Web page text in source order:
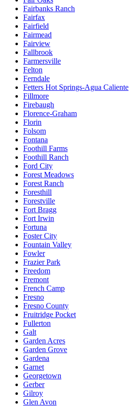
Fairbanks Ranch
Fairfax
Fairfield
Fairmead
Fairview
Fallbrook
Farmersville
Felton
Ferndale
Fetters Hot Springs-Agua Caliente
Fillmore
Firebaugh
Florence-Graham
Florin
Folsom
Fontana
Foothill Farms
Foothill Ranch
Ford City
Forest Meadows
Forest Ranch
Foresthill
Forestville
Fort Bragg
Fort Irwin
Fortuna
Foster City
Fountain Valley
Fowler
Frazier Park
Freedom
Fremont
French Camp
Fresno
Fresno County
Fruitridge Pocket
Fullerton
Galt
Garden Acres
Garden Grove
Gardena
Garnet
Georgetown
Gerber
Gilroy
Glen Avon